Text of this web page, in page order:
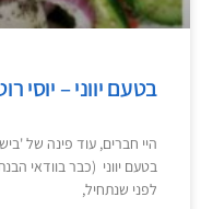
בטעם יווני – יוסי
היי חברים, עוד פינה של
בטעם יווני (כבר בוודאי
לפני שנתחיל,